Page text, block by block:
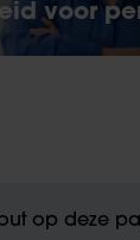
voor
op deze